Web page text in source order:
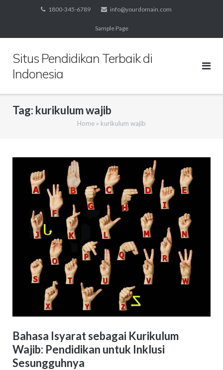
1800-345-6789 info@yourdomain.com
Sample Page
Situs Pendidikan Terbaik di
Indonesia
Tag: kurikulum wajib
Home » kurikulum wajib
Bahasa Isyarat sebagai Kurikulum
Wajib: Pendidikan untuk Inklusi
Sesungguhnya